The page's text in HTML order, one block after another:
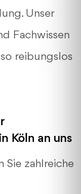
Unser
Fachwissen
reibungslos
Köln an uns
Sie zahlreiche